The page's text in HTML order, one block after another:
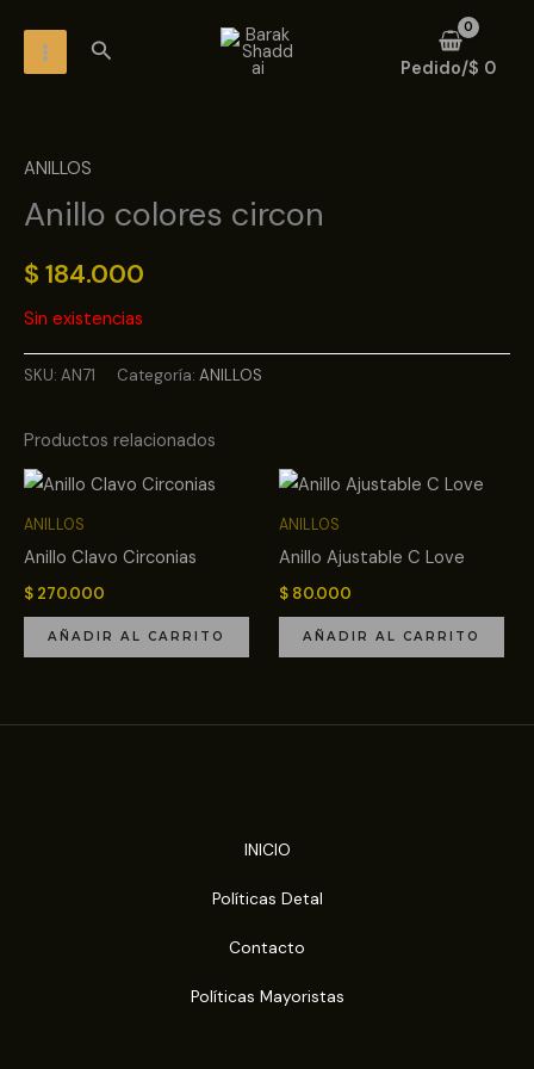
contenidoMENU
Buscar
Pedido/$ 0
ANILLOS
Anillo colores circon
$ 184.000
Sin existencias
SKU: AN71 Categoría: ANILLOS
Productos relacionados
ANILLOS
Anillo Clavo Circonias
$ 270.000
AÑADIR AL CARRITO
ANILLOS
Anillo Ajustable C Love
$ 80.000
AÑADIR AL CARRITO
INICIO
Políticas Detal
Contacto
Políticas Mayoristas